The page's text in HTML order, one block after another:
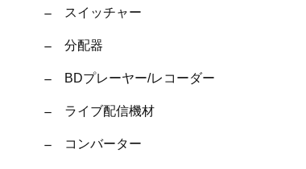
スイッチャー
分配器
BDプレーヤー/レコーダー
ライブ配信機材
コンバーター